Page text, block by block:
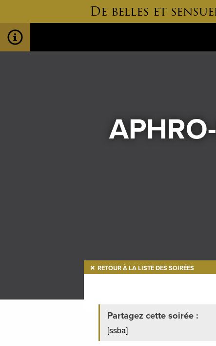
De belles et
RETOUR À LA LISTE DES SOIRÉES
Partagez cette soirée :
[ssba]